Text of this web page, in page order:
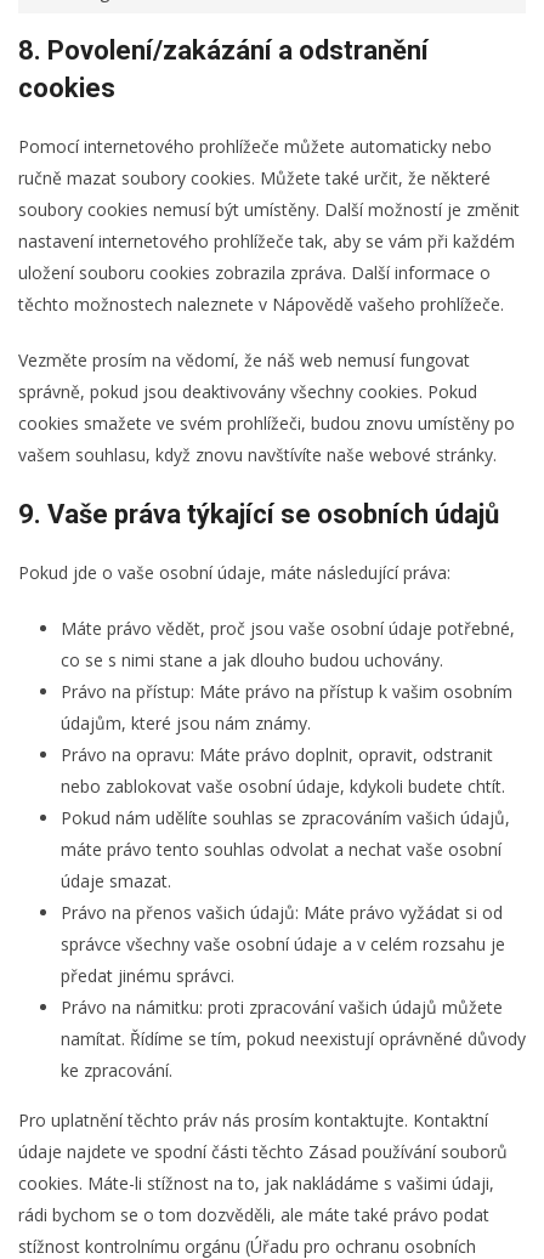
8. Povolení/zakázání a odstranění
cookies
Pomocí internetového prohlížeče můžete automaticky nebo
ručně mazat soubory cookies. Můžete také určit, že některé
soubory cookies nemusí být umístěny. Další možností je změnit
nastavení internetového prohlížeče tak, aby se vám při každém
uložení souboru cookies zobrazila zpráva. Další informace o
těchto možnostech naleznete v Nápovědě vašeho prohlížeče.
Vezměte prosím na vědomí, že náš web nemusí fungovat
správně, pokud jsou deaktivovány všechny cookies. Pokud
cookies smažete ve svém prohlížeči, budou znovu umístěny po
vašem souhlasu, když znovu navštívíte naše webové stránky.
9. Vaše práva týkající se osobních údajů
Pokud jde o vaše osobní údaje, máte následující práva:
Máte právo vědět, proč jsou vaše osobní údaje potřebné,
co se s nimi stane a jak dlouho budou uchovány.
Právo na přístup: Máte právo na přístup k vašim osobním
údajům, které jsou nám známy.
Právo na opravu: Máte právo doplnit, opravit, odstranit
nebo zablokovat vaše osobní údaje, kdykoli budete chtít.
Pokud nám udělíte souhlas se zpracováním vašich údajů,
máte právo tento souhlas odvolat a nechat vaše osobní
údaje smazat.
Právo na přenos vašich údajů: Máte právo vyžádat si od
správce všechny vaše osobní údaje a v celém rozsahu je
předat jinému správci.
Právo na námitku: proti zpracování vašich údajů můžete
namítat. Řídíme se tím, pokud neexistují oprávněné důvody
ke zpracování.
Pro uplatnění těchto práv nás prosím kontaktujte. Kontaktní
údaje najdete ve spodní části těchto Zásad používání souborů
cookies. Máte-li stížnost na to, jak nakládáme s vašimi údaji,
rádi bychom se o tom dozvěděli, ale máte také právo podat
stížnost kontrolnímu orgánu (Úřadu pro ochranu osobních